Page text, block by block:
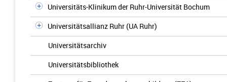
Universitäts-Klinikum der Ruhr-Universität Bochum
Universitätsallianz Ruhr (UA Ruhr)
Universitätsarchiv
Universitätsbibliothek